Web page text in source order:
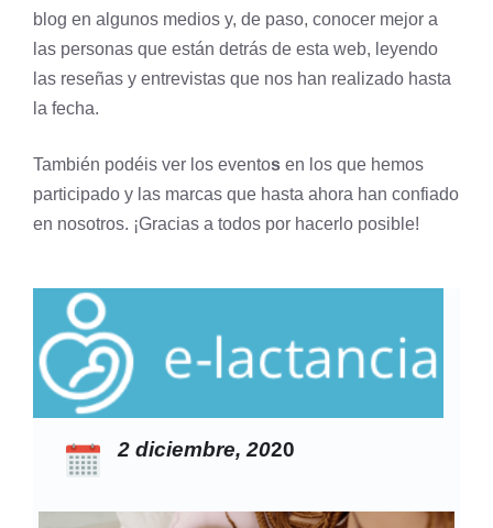
blog en algunos medios y, de paso, conocer mejor a
las personas que están detrás de esta web, leyendo
las reseñas y entrevistas que nos han realizado hasta
la fecha.
También podéis ver los eventos en los que hemos
participado y las marcas que hasta ahora han confiado
en nosotros. ¡Gracias a todos por hacerlo posible!
2 diciembre, 2020